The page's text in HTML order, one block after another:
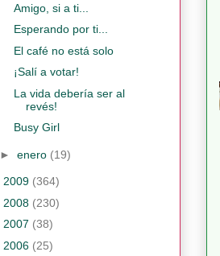
Amigo, si a ti...
Esperando por ti...
El café no está solo
¡Salí a votar!
La vida debería ser al
revés!
Busy Girl
► enero (19)
2009 (364)
2008 (230)
2007 (38)
2006 (25)